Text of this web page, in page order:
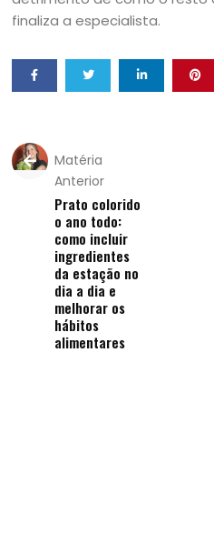
finaliza a especialista.
Matéria
Anterior
Prato colorido
o ano todo:
como incluir
ingredientes
da estação no
dia a dia e
melhorar os
hábitos
alimentares